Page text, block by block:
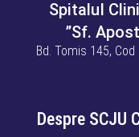
Spitalul
”Sf.
Bd. Tomis 145,
Despre SCJU